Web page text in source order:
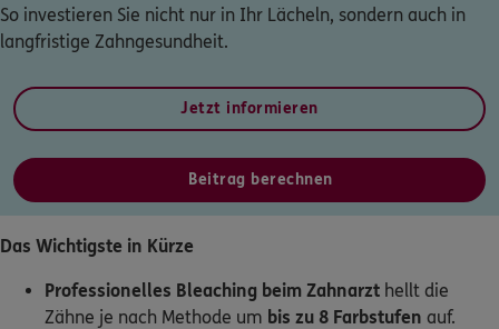
Sehen Sie auf einen Blick Ihre Versicherungen bei ERGO,
dem ERGO Rechtsschutz und der DKV.
Zum Kundenportal
Schaden- oder Leistungsfall melden
Kontakt
So investieren Sie nicht nur in Ihr Lächeln, sondern auch in
langfristige Zahngesundheit.
Jetzt informieren
Beitrag berechnen
Das Wichtigste in Kürze
Professionelles Bleaching beim Zahnarzt hellt die
Zähne je nach Methode um bis zu 8 Farbstufen auf.